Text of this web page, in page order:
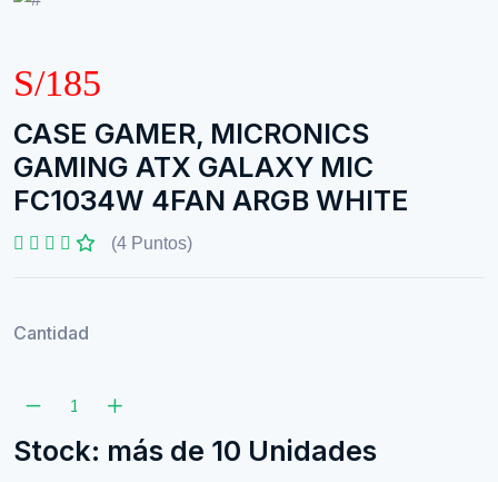
S/185
CASE GAMER, MICRONICS
GAMING ATX GALAXY MIC
FC1034W 4FAN ARGB WHITE
(4 Puntos)
Cantidad
Stock: más de 10 Unidades